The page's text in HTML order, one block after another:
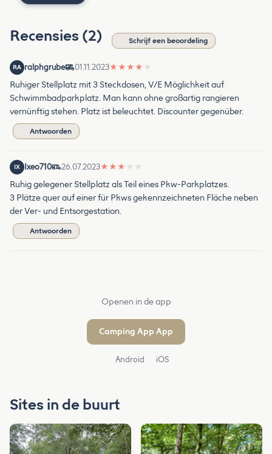
Recensies (2) Schrijf een beoordeling
RA ralphgrube 01.11.2023★ ★ ★ ★ ★
Ruhiger Stellplatz mit 3 Steckdosen, V/E Möglichkeit auf
Schwimmbadparkplatz. Man kann ohne großartig rangieren
vernünftig stehen. Platz ist beleuchtet. Discounter gegenüber.
Antwoorden
IX Ixeo710 26.07.2023★ ★ ★ ★ ★
Ruhig gelegener Stellplatz als Teil eines Pkw-Parkplatzes.
3 Plätze quer auf einer für Pkws gekennzeichneten Fläche neben
der Ver- und Entsorgestation.
Antwoorden
Openen in de app
Camping App App
Android iOS
Sites in de buurt